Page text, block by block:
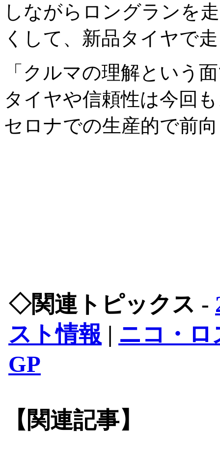
しながらロングランを
くして、新品タイヤで
「クルマの理解という
タイヤや信頼性は今回
セロナでの生産的で前
◇関連トピックス -
スト情報 | ニコ・
GP
【関連記事】